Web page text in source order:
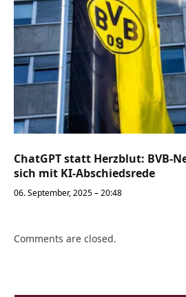
ChatGPT statt Herzblut: BVB-
sich mit KI-Abschiedsrede
06. September, 2025 – 20:48
Comments are closed.